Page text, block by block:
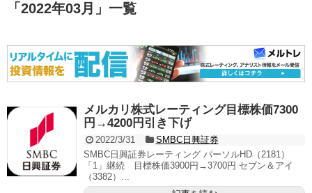
「 2022年03月 」 一覧
メルカリ株式レーティング目標株価7300
円→4200円引き下げ
2022/3/31
SMBC日興証券
SMBC日興証券レーティング パーソルHD（2181）
「1」継続 目標株価3900円→3700円 セブン＆アイ
（3382）...